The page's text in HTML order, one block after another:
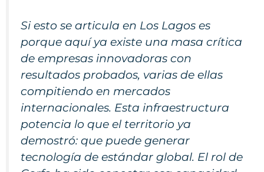
Si esto se articula en Los Lagos es
porque aquí ya existe una masa crítica
de empresas innovadoras con
resultados probados, varias de ellas
compitiendo en mercados
internacionales. Esta infraestructura
potencia lo que el territorio ya
demostró: que puede generar
tecnología de estándar global. El rol de